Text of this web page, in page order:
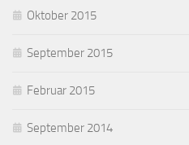
Oktober 2015
September 2015
Februar 2015
September 2014